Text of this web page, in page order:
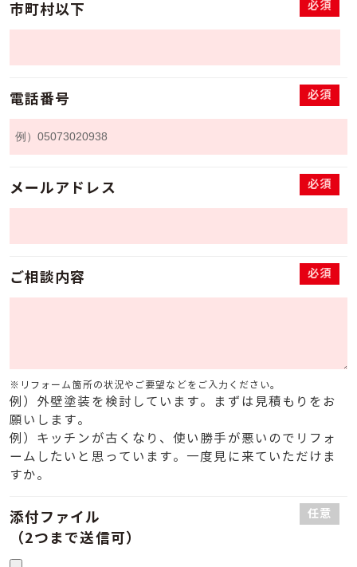
市町村以下 必須
電話番号 必須
メールアドレス 必須
ご相談内容 必須
※リフォーム箇所の状況やご要望などをご入力ください。
例）外壁塗装を検討しています。まずは見積もりをお
願いします。
例）キッチンが古くなり、使い勝手が悪いのでリフォ
ームしたいと思っています。一度見に来ていただけま
すか。
添付ファイル
（2つまで送信可）
任意